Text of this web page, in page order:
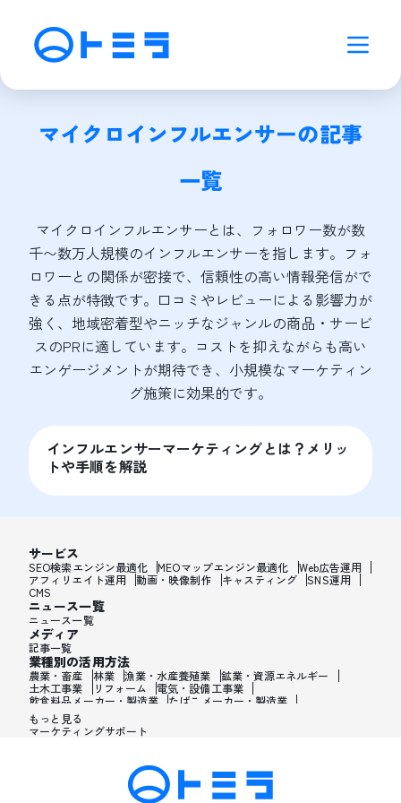
マイクロインフルエンサーの記事
一覧
マイクロインフルエンサーとは、フォロワー数が数
千〜数万人規模のインフルエンサーを指します。フォ
ロワーとの関係が密接で、信頼性の高い情報発信がで
きる点が特徴です。口コミやレビューによる影響力が
強く、地域密着型やニッチなジャンルの商品・サービ
スのPRに適しています。コストを抑えながらも高い
エンゲージメントが期待でき、小規模なマーケティン
グ施策に効果的です。
インフルエンサーマーケティングとは？メリッ
トや手順を解説
サービス
SEO検索エンジン最適化 MEOマップエンジン最適化
Web広告運用
アフィリエイト運用
動画・映像制作 キャスティング
SNS運用
CMS
ニュース一覧
ニュース一覧
メディア
記事一覧
業種別の活用方法
農業・畜産 林業 漁業・水産養殖業
鉱業・資源エネルギー
土木工事業
リフォーム
電気・設備工事業
飲食料品メーカー・製造業
たばこメーカー・製造業
飼料・ペットフードメーカー・製造業
木材・建材メーカー・製造業
家具・オフィス用品メーカー・製造業
印刷・製本・印刷加工メーカー・製造業
医薬品メーカー・製造業
化粧品メーカー・製造業
香水メーカー・製造業
シャンプー・リンスメーカー・製造業
もっと見る
マーケティングサポート